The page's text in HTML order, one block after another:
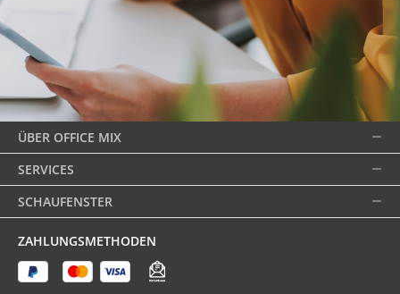
ÜBER OFFICE MIX
SERVICES
SCHAUFENSTER
ZAHLUNGSMETHODEN